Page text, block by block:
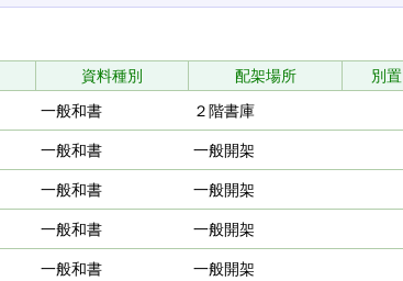
資料種別 配架場所 別置
一般和書 ２階書庫
一般和書 一般開架
一般和書 一般開架
一般和書 一般開架
一般和書 一般開架